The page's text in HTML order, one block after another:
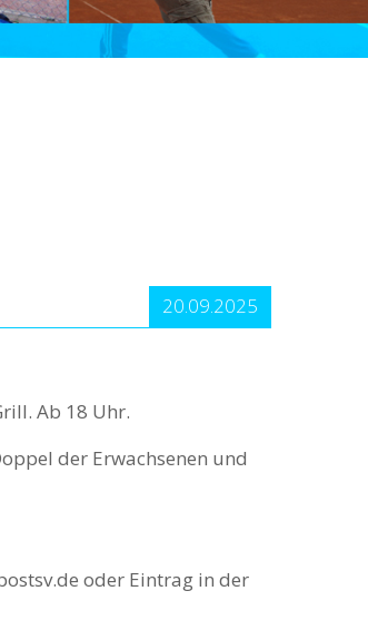
20.09.2025
Ab 18 Uhr.
der Erwachsenen und
oder Eintrag in der